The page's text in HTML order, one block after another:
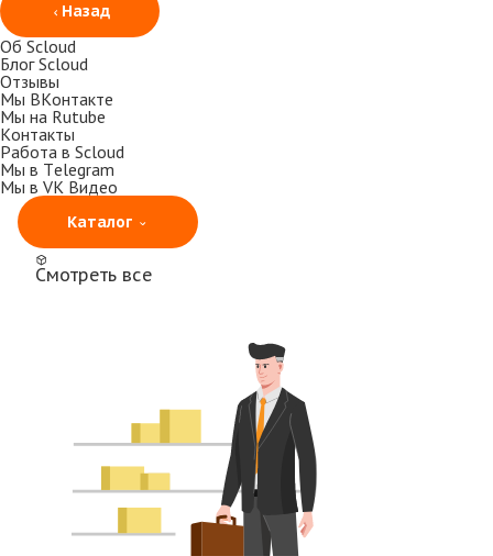
Назад
Об Scloud
Блог Scloud
Отзывы
Мы ВКонтакте
Мы на Rutube
Контакты
Работа в Scloud
Мы в Telegram
Мы в VK Видео
Каталог
Смотреть все